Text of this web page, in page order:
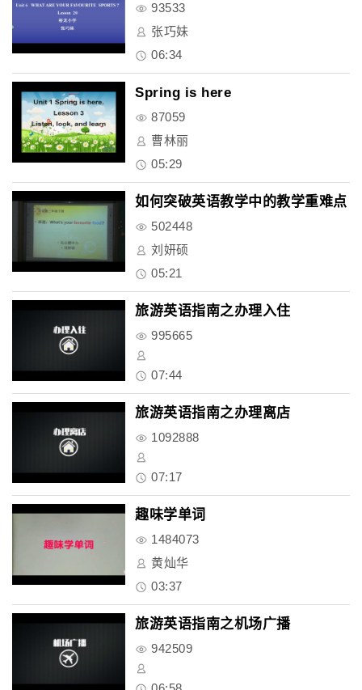
93533
张巧妹
06:34
Spring is here
87059
曹林丽
05:29
如何突破英语教学中的教学重难点
502448
刘妍硕
05:21
旅游英语指南之办理入住
995665
07:44
旅游英语指南之办理离店
1092888
07:17
趣味学单词
1484073
黄灿华
03:37
旅游英语指南之机场广播
942509